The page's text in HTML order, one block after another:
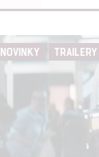
NOVINKY TRAILERY